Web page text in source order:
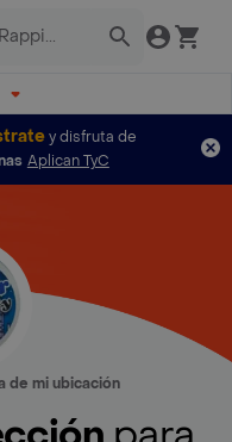
y disfruta de
Aplican TyC
de mi ubicación